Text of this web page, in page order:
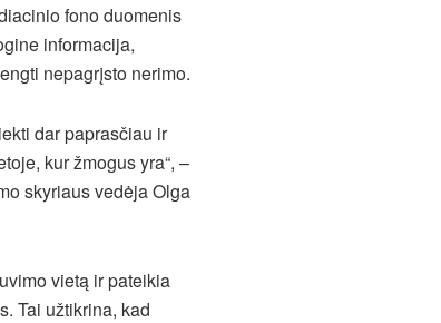
fono duomenis
informacija,
nepagrįsto nerimo.
dar paprasčiau ir
kur žmogus yra“, –
skyriaus vedėja Olga
vietą ir pateikia
Tai užtikrina, kad